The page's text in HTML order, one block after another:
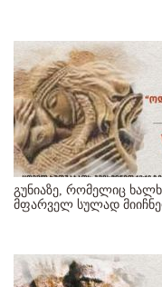
გუნიაზე, რომელიც
მფარველ სულად